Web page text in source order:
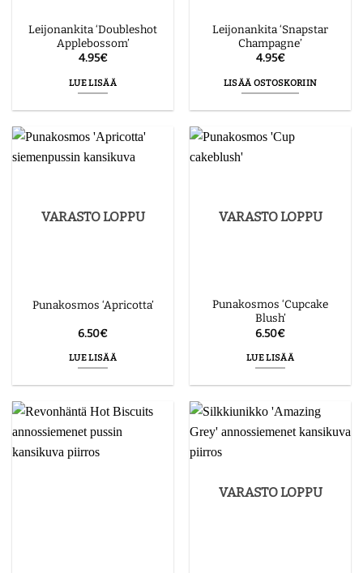
Leijonankita ‘Doubleshot
Applebossom’
4.95€
LUE LISÄÄ
Leijonankita ‘Snapstar
Champagne’
4.95€
LISÄÄ OSTOSKORIIN
VARASTO LOPPU
Punakosmos ‘Apricotta’
6.50€
LUE LISÄÄ
VARASTO LOPPU
Punakosmos ‘Cupcake
Blush’
6.50€
LUE LISÄÄ
VARASTO LOPPU